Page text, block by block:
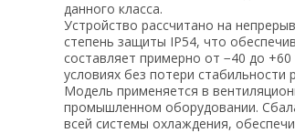
данного класса.
Устройство рассчитано на
степень защиты IP54, что
составляет примерно от −40 до
условиях без потери стабильности
Модель применяется в
промышленном оборудовании.
всей системы охлаждения,